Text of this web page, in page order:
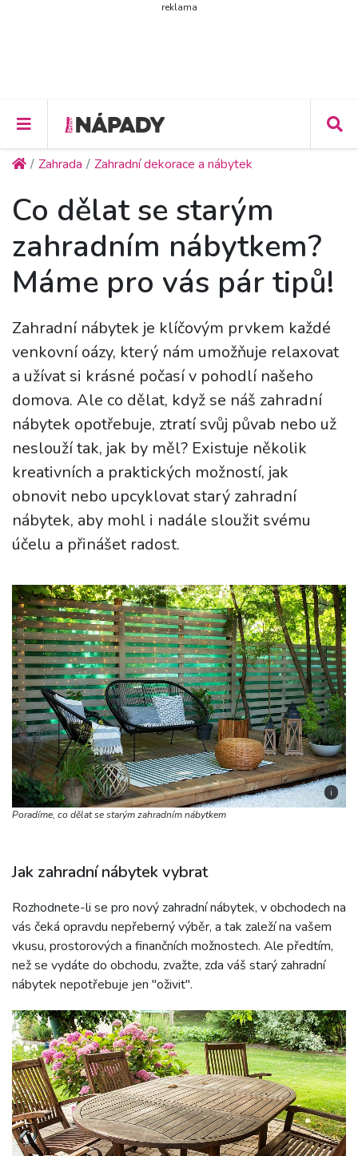
reklama
Zahrada Zahradní dekorace a nábytek
Co dělat se starým
zahradním nábytkem?
Máme pro vás pár tipů!
Zahradní nábytek je klíčovým prvkem každé
venkovní oázy, který nám umožňuje relaxovat
a užívat si krásné počasí v pohodlí našeho
domova. Ale co dělat, když se náš zahradní
nábytek opotřebuje, ztratí svůj půvab nebo už
neslouží tak, jak by měl? Existuje několik
kreativních a praktických možností, jak
obnovit nebo upcyklovat starý zahradní
nábytek, aby mohl i nadále sloužit svému
účelu a přinášet radost.
i
Poradíme, co dělat se starým zahradním nábytkem
Jak zahradní nábytek vybrat
Rozhodnete-li se pro nový zahradní nábytek, v obchodech na
vás čeká opravdu nepřeberný výběr, a tak zaleží na vašem
vkusu, prostorových a finančních možnostech. Ale předtím,
než se vydáte do obchodu, zvažte, zda váš starý zahradní
nábytek nepotřebuje jen "oživit".